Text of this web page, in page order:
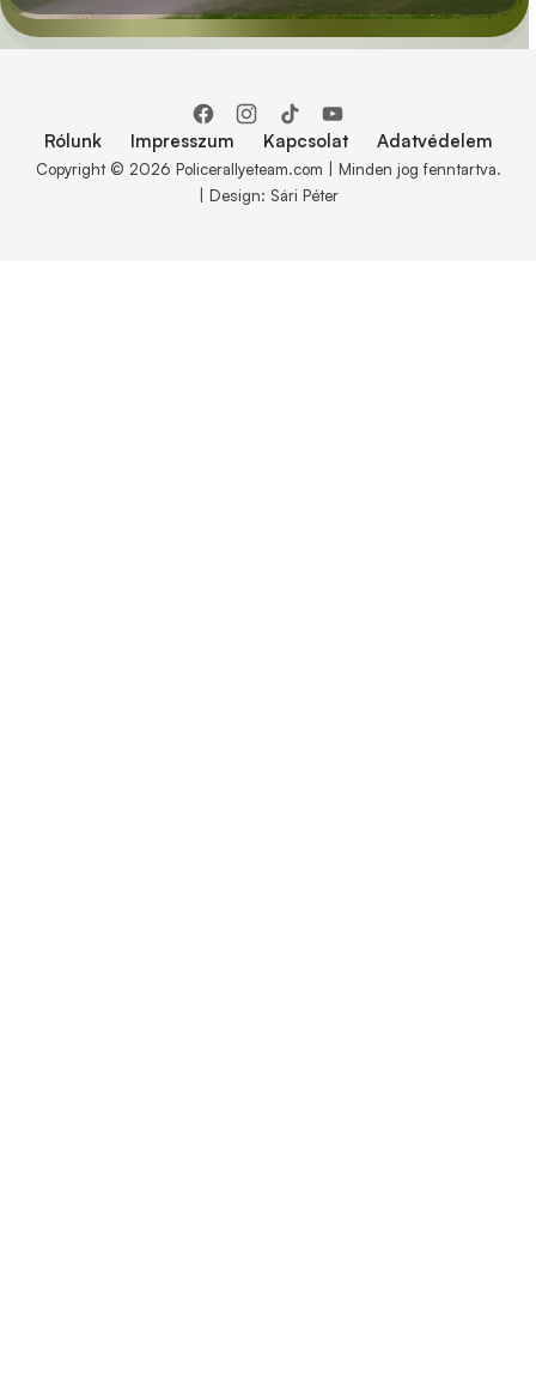
Rólunk Impresszum Kapcsolat Adatvédelem
Copyright © 2026 Policerallyeteam.com | Minden jog fenntartva.
| Design: Sári Péter